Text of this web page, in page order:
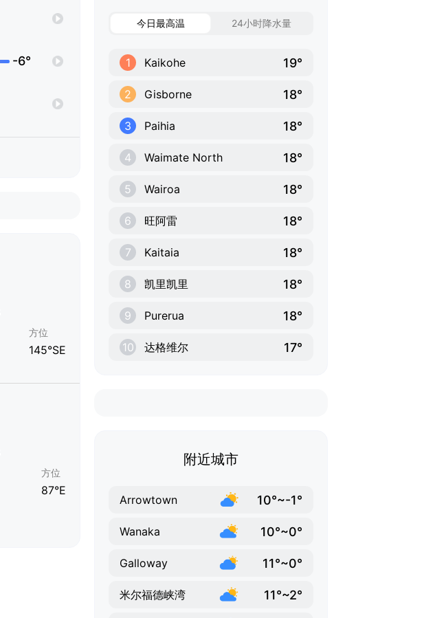
-6°
方位
145°SE
方位
87°E
今日最高温 24小时降水量
1 Kaikohe 19°
2 Gisborne 18°
3 Paihia 18°
4 Waimate North 18°
5 Wairoa 18°
6 旺阿雷 18°
7 Kaitaia 18°
8 凯里凯里 18°
9 Purerua 18°
10 达格维尔 17°
附近城市
Arrowtown 10°~-1°
Wanaka 10°~0°
Galloway 11°~0°
米尔福德峡湾 11°~2°